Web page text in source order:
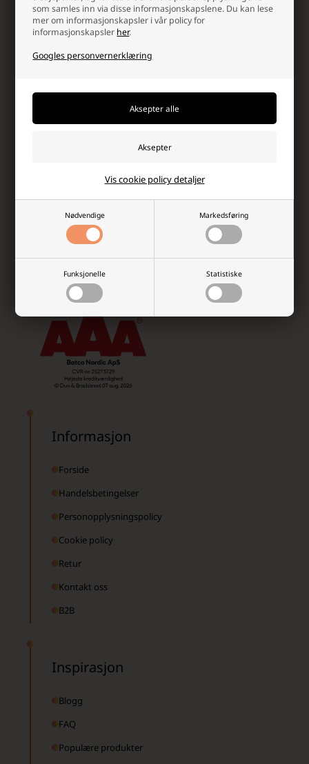
som samles inn via disse informasjonskapslene. Du kan lese
mer om informasjonskapsler i vår policy for
informasjonskapsler her.
Googles personvernerklæring
Nødvendige Markedsføring
Funksjonelle Statistiske
Vis cookie policy detaljer
markedsføring fra Batterinett på e-post. Jeg kan når som
helst avslutte abonnementet igjen. Les mer i vår
samtykkeerklæring for elektronisk post
38900752 (Tlf. er stengt i uke 27–32 – send oss en e-post)
info@batterinett.no
Orgnr: 925 739 030
Informasjon
Forside
Handelsbetingelser
Personopplysningspolicy
Cookie policy
Retur
Kontakt oss
B2B
Inspirasjon
Blogg
FAQ
Populære produkter